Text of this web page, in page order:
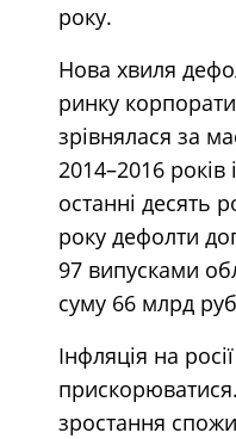
року.
Нова хвиля
ринку
зрівнялася за
2014–2016
останні десять
року дефолти
97 випусками
суму 66 млрд
Інфляція на
зростання